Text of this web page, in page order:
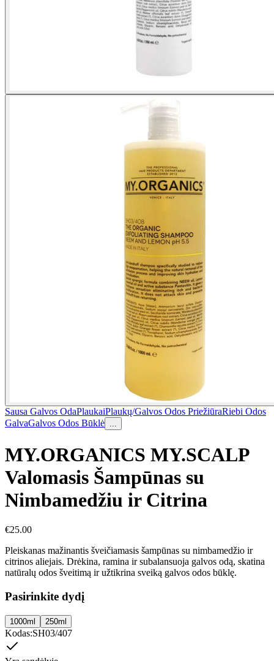
Sausa Galvos OdaPlaukaiPlaukų/Galvos Odos PriežiūraRiebi Odos
GalvaGalvos Odos Būklė ...
MY.ORGANICS MY.SCALP
Valomasis Šampūnas su
Nimbamedžiu ir Citrina
€25.00
Pleiskanas mažinantis šveičiamasis šampūnas su nimbamedžio ir
citrinos aliejais. Drėkina, ramina ir subalansuoja galvos odą, skatina
natūralų odos šveitimą ir užtikrina sveiką galvos odos būklę.
Pasirinkite dydį
1000ml 250ml
Kodas:SH03/407